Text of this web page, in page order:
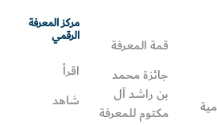
قمة المعرفة
جائزة محمد
بن راشد آل
مكتوم للمعرفة
مركز المعرفة
الرقمي
اقرأ
شاهد